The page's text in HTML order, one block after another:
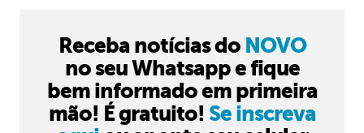
Receba notícias do NOVO
no seu Whatsapp e fique
bem informado em primeira
mão! É gratuito! Se inscreva